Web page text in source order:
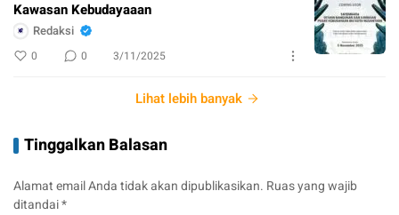
Kawasan Kebudayaaan
Redaksi
0 0 3/11/2025
Lihat lebih banyak
Tinggalkan Balasan
Alamat email Anda tidak akan dipublikasikan. Ruas yang wajib
ditandai*